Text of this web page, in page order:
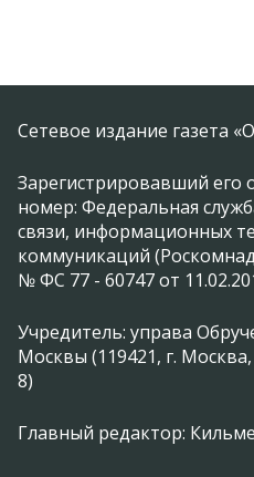
Сетевое издание газета
Зарегистрировавший его
номер: Федеральная
связи, информационных
коммуникаций
№ ФС 77 - 60747 от
Учредитель: управа
Москвы (119421, г.
8)
Главный редактор: